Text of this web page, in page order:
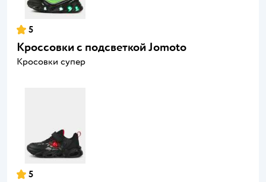
5
Кроссовки с подсветкой Jomoto
Кросовки супер
5